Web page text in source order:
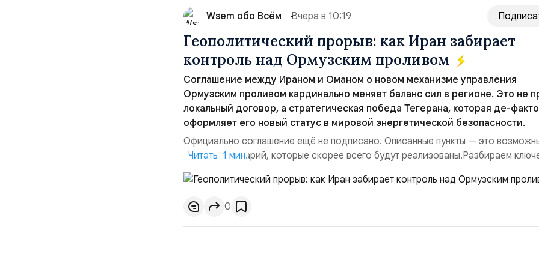
Wsem обо Всём Вчера в 10:19
Геополитический прорыв: как Иран забирает
контроль над Ормузским проливом
Соглашение между Ираном и Оманом о новом механизме управления
Ормузским проливом кардинально меняет баланс сил в регионе. Это не
локальный договор, а стратегическая победа Тегерана, которая де-факто
оформляет его новый статус в мировой энергетической безопасности.
Официально соглашение ещё не подписано. Описанные пункты — это
рабочий сценарий, которые скорее всего будут реализованы.Разбираем
тезисы и последствия этого соглашения:. 1. Новые доли контроля (75 на 25).
Ранее Иран и Оман контролировали пролив на паритетных началах — 50/50.
Новое соглашение закрепляет за Ираном...
Читать 1 мин.
0